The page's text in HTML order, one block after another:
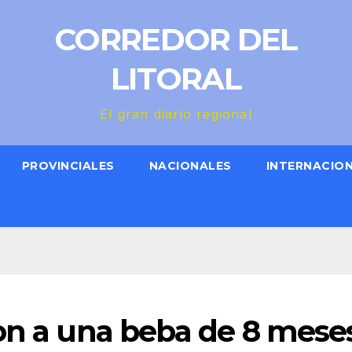
CORREDOR DEL
LITORAL
El gran diario regional
PROVINCIALES NACIONALES
a una beba de 8